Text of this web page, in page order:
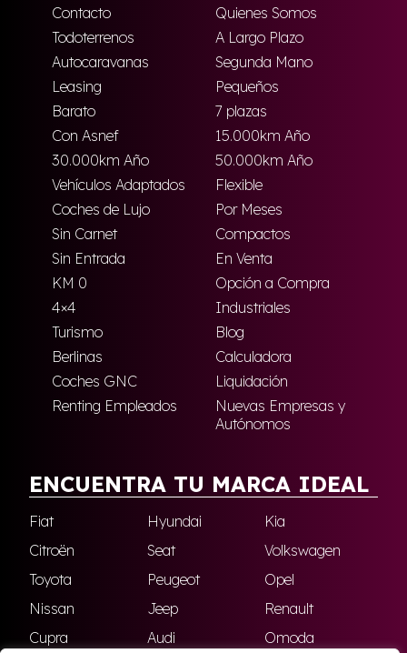
Contacto
Quienes Somos
Todoterrenos
A Largo Plazo
Autocaravanas
Segunda Mano
Leasing
Pequeños
Barato
7 plazas
Con Asnef
15.000km Año
30.000km Año
50.000km Año
Vehículos Adaptados
Flexible
Coches de Lujo
Por Meses
Sin Carnet
Compactos
Sin Entrada
En Venta
KM 0
Opción a Compra
4×4
Industriales
Turismo
Blog
Berlinas
Calculadora
Coches GNC
Liquidación
Renting Empleados
Nuevas Empresas y
Autónomos
ENCUENTRA TU MARCA IDEAL
Fiat Hyundai
Kia
Citroën
Seat
Volkswagen
Toyota
Peugeot
Opel
Nissan
Jeep
Renault
Cupra
Audi Omoda